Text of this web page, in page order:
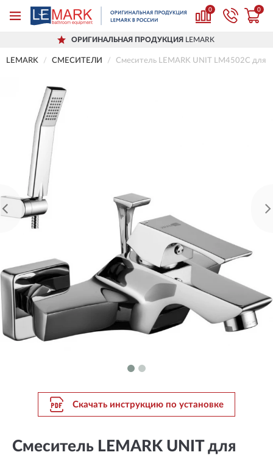
0 0
ОРИГИНАЛЬНАЯ ПРОДУКЦИЯ LEMARK
LEMARK СМЕСИТЕЛИ Смеситель LEMARK UNIT LM4502C для
Скачать инструкцию по установке
Смеситель LEMARK UNIT для